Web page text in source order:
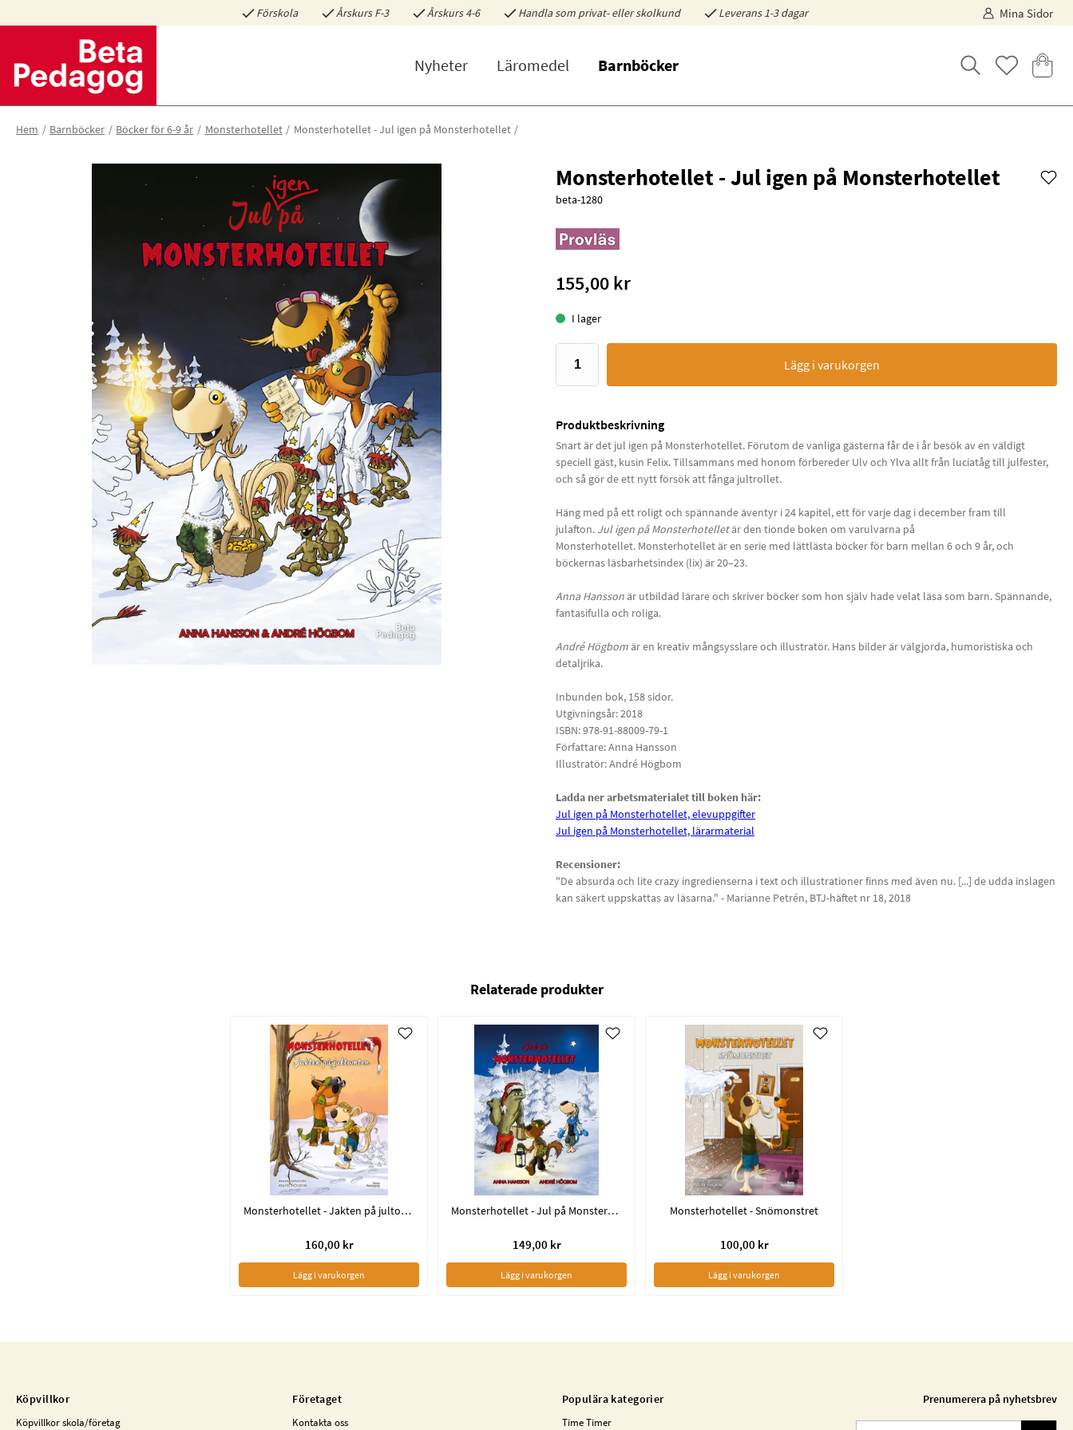
Förskola Årskurs F-3 Årskurs 4-6 Handla som privat- eller skolkund Leverans 1-3 dagar Mina Sidor
Nyheter Läromedel Barnböcker
Hem Barnböcker Böcker för 6-9 år Monsterhotellet Monsterhotellet - Jul igen på Monsterhotellet
Monsterhotellet - Jul igen på Monsterhotellet
beta-1280
155,00 kr
I lager
Lägg i varukorgen
Produktbeskrivning
Snart är det jul igen på Monsterhotellet. Förutom de vanliga gästerna får de i år besök av en väldigt
speciell gäst, kusin Felix. Tillsammans med honom förbereder Ulv och Ylva allt från luciatåg till julfester,
och så gör de ett nytt försök att fånga jultrollet.
Häng med på ett roligt och spännande äventyr i 24 kapitel, ett för varje dag i december fram till
julafton. Jul igen på Monsterhotelletär den tionde boken om varulvarna på
Monsterhotellet. Monsterhotelletär en serie med lättlästa böcker för barn mellan 6 och 9 år, och
böckernas läsbarhetsindex (lix) är 20–23.
Anna Hanssonär utbildad lärare och skriver böcker som hon själv hade velat läsa som barn. Spännande,
fantasifulla och roliga.
André Högbomär en kreativ mångsysslare och illustratör. Hans bilder är välgjorda, humoristiska och
detaljrika.
Inbunden bok, 158 sidor.
Utgivningsår: 2018
ISBN: 978-91-88009-79-1
Författare: Anna Hansson
Illustratör: André Högbom
Ladda ner arbetsmaterialet till boken här:
Jul igen på Monsterhotellet, elevuppgifter
Jul igen på Monsterhotellet, lärarmaterial
Recensioner:
"De absurda och lite crazy ingredienserna i text och illustrationer finns med även nu. [...] de udda inslagen
kan säkert uppskattas av läsarna." - Marianne Petrén, BTJ-häftet nr 18, 2018
Relaterade produkter
Monsterhotellet - Jakten på jultomten
160,00 kr
Lägg i varukorgen
Monsterhotellet - Jul på Monsterhotellet
149,00 kr
Lägg i varukorgen
Monsterhotellet - Snömonstret
100,00 kr
Lägg i varukorgen
Köpvillkor
Köpvillkor skola/företag
Företaget
Kontakta oss
Populära kategorier
Time Timer
Prenumerera på nyhetsbrev